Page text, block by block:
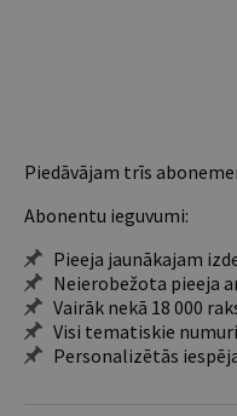
Piedāvājam trīs
Abonentu ieguvumi:
Pieeja jaunākajam
Neierobežota pieeja
Vairāk nekā 18 000
Visi tematiskie
Personalizētās